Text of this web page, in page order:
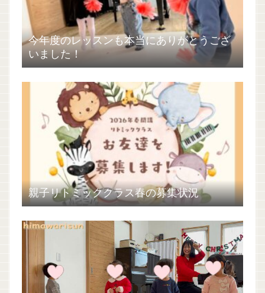
今年度のレッスンも本当にありがとうござ
いました！
親子リトミッククラス春の募集状況